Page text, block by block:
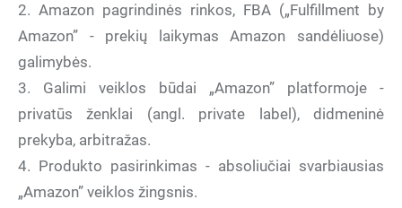
2. Amazon pagrindinės rinkos, FBA („Fulfillment by
Amazon” - prekių laikymas Amazon sandėliuose)
galimybės.
3. Galimi veiklos būdai „Amazon” platformoje -
privatūs ženklai (angl. private label), didmeninė
prekyba, arbitražas.
4. Produkto pasirinkimas - absoliučiai svarbiausias
„Amazon” veiklos žingsnis.